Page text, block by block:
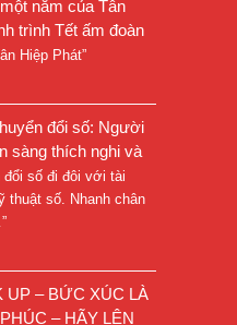
năm của Tân
trình Tết ấm đoàn
Hiệp Phát”
đổi số: Người
sàng thích nghi và
đổi số đi đôi với tài
thuật số. Nhanh chân
”
UP – BỨC XÚC LÀ
– HÃY LÊN